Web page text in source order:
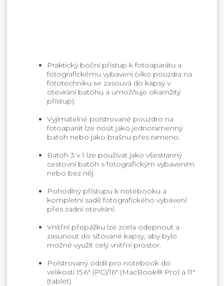
Praktický boční přístup k fotoaparátu a
fotografickému vybavení (víko pouzdra na
fototechniku se zasouvá do kapsy v
otevírání batohu a umožňuje okamžitý
přístup).
Vyjímatelné polstrované pouzdro na
fotoaparát lze nosit jako jednoramenný
batoh nebo jako brašnu přes rameno.
Batoh 3 v 1 lze používat jako všestranný
cestovní batoh s fotografickým vybavením
nebo bez něj.
Pohodlný přístupu k notebooku a
kompletní sadě fotografického vybavení
přes zadní otevírání.
Vnitřní přepážku lze zcela odepnout a
zasunout do síťované kapsy, aby bylo
možné využít celý vnitřní prostor.
Polstrovaný oddíl pro notebook do
velikosti 15.6" (PC)/16" (MacBook® Pro) a 11"
(tablet).